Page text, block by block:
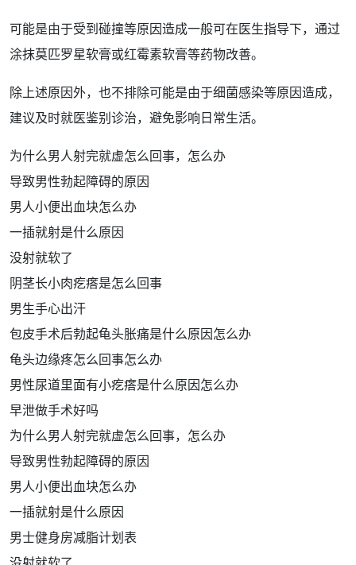
可能是由于受到碰撞等原因造成一般可在医生指导下，通过
涂抹莫匹罗星软膏或红霉素软膏等药物改善。
除上述原因外，也不排除可能是由于细菌感染等原因造成，
建议及时就医鉴别诊治，避免影响日常生活。
为什么男人射完就虚怎么回事，怎么办
导致男性勃起障碍的原因
男人小便出血块怎么办
一插就射是什么原因
没射就软了
阴茎长小肉疙瘩是怎么回事
男生手心出汗
包皮手术后勃起龟头胀痛是什么原因怎么办
龟头边缘疼怎么回事怎么办
男性尿道里面有小疙瘩是什么原因怎么办
早泄做手术好吗
为什么男人射完就虚怎么回事，怎么办
导致男性勃起障碍的原因
男人小便出血块怎么办
一插就射是什么原因
男士健身房减脂计划表